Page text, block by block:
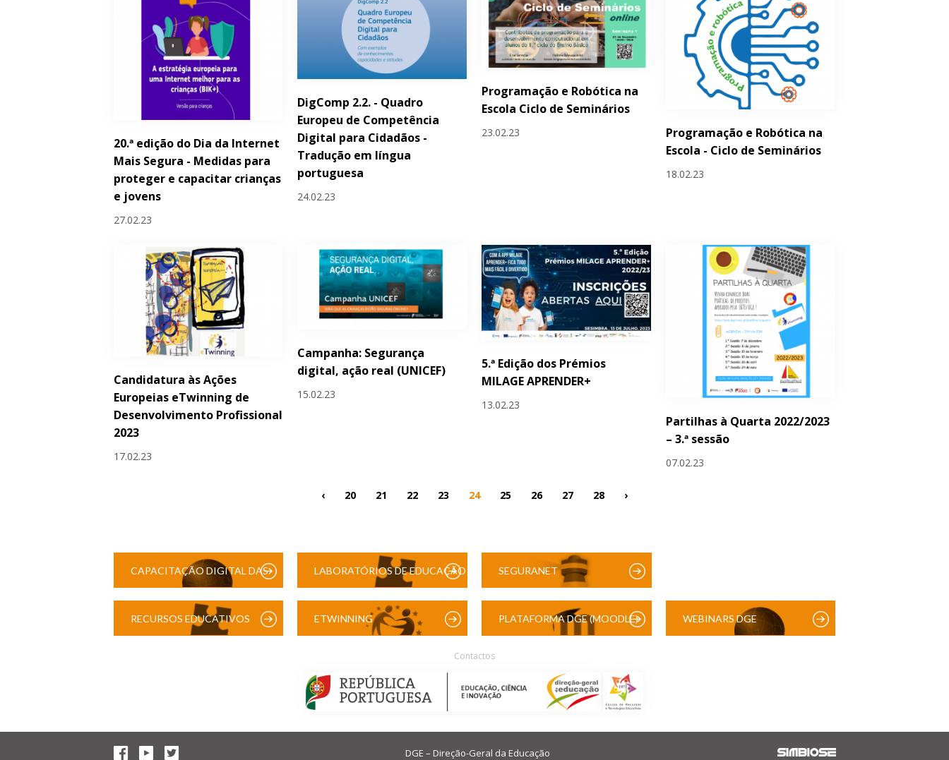
20.ª edição do Dia da Internet
Mais Segura - Medidas para
proteger e capacitar crianças
e jovens
27.02.23
DigComp 2.2. - Quadro
Europeu de Competência
Digital para Cidadãos -
Tradução em língua
portuguesa
24.02.23
Programação e Robótica na
Escola Ciclo de Seminários
23.02.23
Programação e Robótica na
Escola - Ciclo de Seminários
18.02.23
Candidatura às Ações
Europeias eTwinning de
Desenvolvimento Profissional
2023
17.02.23
Campanha: Segurança
digital, ação real (UNICEF)
15.02.23
5.ª Edição dos Prémios
MILAGE APRENDER+
13.02.23
Partilhas à Quarta 2022/2023
– 3.ª sessão
07.02.23
‹ 20 21 22 23 24 25 26 27 28 ›
CAPACITAÇÃO DIGITAL DAS LABORATÓRIOS DE EDUCAÇÃO SEGURANET
RECURSOS EDUCATIVOS ETWINNING PLATAFORMA DGE (MOODLE) WEBINARS DGE
Contactos
DGE – Direção-Geral da Educação